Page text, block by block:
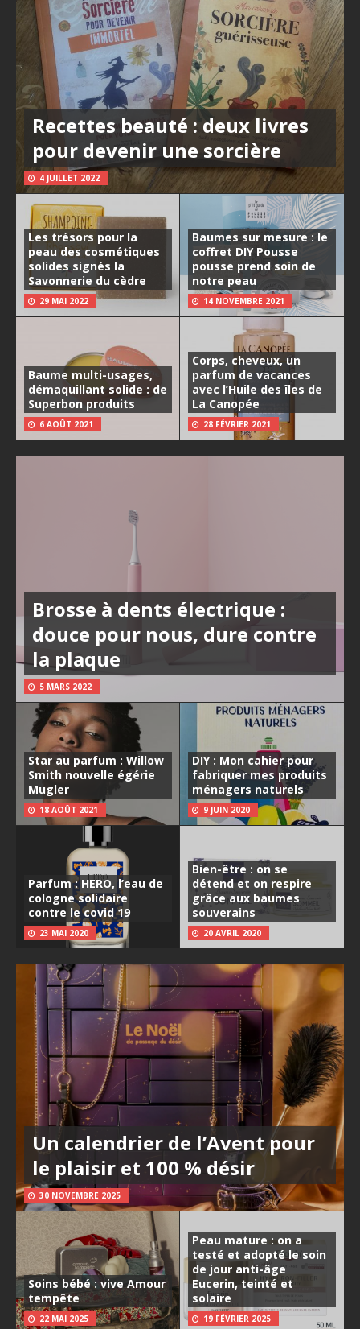
Recettes beauté : deux livres
pour devenir une sorcière
4 JUILLET 2022
Les trésors pour la
peau des cosmétiques
solides signés la
Savonnerie du cèdre
29 MAI 2022
Baumes sur mesure : le
coffret DIY Pousse
pousse prend soin de
notre peau
14 NOVEMBRE 2021
Baume multi-usages,
démaquillant solide : de
Superbon produits
6 AOÛT 2021
Corps, cheveux, un
parfum de vacances
avec l’Huile des îles de
La Canopée
28 FÉVRIER 2021
Brosse à dents électrique :
douce pour nous, dure contre
la plaque
5 MARS 2022
Star au parfum : Willow
Smith nouvelle égérie
Mugler
18 AOÛT 2021
DIY : Mon cahier pour
fabriquer mes produits
ménagers naturels
9 JUIN 2020
Parfum : HERO, l’eau de
cologne solidaire
contre le covid 19
23 MAI 2020
Bien-être : on se
détend et on respire
grâce aux baumes
souverains
20 AVRIL 2020
Un calendrier de l’Avent pour
le plaisir et 100 % désir
30 NOVEMBRE 2025
Soins bébé : vive Amour
tempête
22 MAI 2025
Peau mature : on a
testé et adopté le soin
de jour anti-âge
Eucerin, teinté et
solaire
19 FÉVRIER 2025